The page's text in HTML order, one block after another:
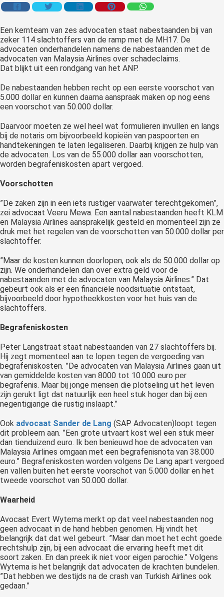
Een kernteam van zes advocaten staat nabestaanden bij van
zeker 114 slachtoffers van de ramp met de MH17. De
advocaten onderhandelen namens de nabestaanden met de
advocaten van Malaysia Airlines over schadeclaims.
Dat blijkt uit een rondgang van het ANP.
De nabestaanden hebben recht op een eerste voorschot van
5.000 dollar en kunnen daarna aanspraak maken op nog eens
een voorschot van 50.000 dollar.
Daarvoor moeten ze wel heel wat formulieren invullen en langs
bij de notaris om bijvoorbeeld kopieën van paspoorten en
handtekeningen te laten legaliseren. Daarbij krijgen ze hulp van
de advocaten. Los van de 55.000 dollar aan voorschotten,
worden begrafeniskosten apart vergoed.
Voorschotten
”De zaken zijn in een iets rustiger vaarwater terechtgekomen”,
zei advocaat Veeru Mewa. Een aantal nabestaanden heeft KLM
en Malaysia Airlines aansprakelijk gesteld en momenteel zijn ze
druk met het regelen van de voorschotten van 50.000 dollar per
slachtoffer.
”Maar de kosten kunnen doorlopen, ook als de 50.000 dollar op
zijn. We onderhandelen dan over extra geld voor de
nabestaanden met de advocaten van Malaysia Airlines.” Dat
gebeurt ook als er een financiële noodsituatie ontstaat,
bijvoorbeeld door hypotheekkosten voor het huis van de
slachtoffers.
Begrafeniskosten
Peter Langstraat staat nabestaanden van 27 slachtoffers bij.
Hij zegt momenteel aan te lopen tegen de vergoeding van
begrafeniskosten. ”De advocaten van Malaysia Airlines gaan uit
van gemiddelde kosten van 8000 tot 10.000 euro per
begrafenis. Maar bij jonge mensen die plotseling uit het leven
zijn gerukt ligt dat natuurlijk een heel stuk hoger dan bij een
negentigjarige die rustig inslaapt.”
Ook advocaat Sander de Lang (SAP Advocaten)loopt tegen
dit probleem aan. ”Een grote uitvaart kost wel een stuk meer
dan tienduizend euro. Ik ben benieuwd hoe de advocaten van
Malaysia Airlines omgaan met een begrafenisnota van 38.000
euro.” Begrafeniskosten worden volgens De Lang apart vergoed
en vallen buiten het eerste voorschot van 5.000 dollar en het
tweede voorschot van 50.000 dollar.
Waarheid
Avocaat Evert Wytema merkt op dat veel nabestaanden nog
geen advocaat in de hand hebben genomen. Hij vindt het
belangrijk dat dat wel gebeurt. ”Maar dan moet het echt goede
rechtshulp zijn, bij een advocaat die ervaring heeft met dit
soort zaken. En dan preek ik niet voor eigen parochie.” Volgens
Wytema is het belangrijk dat advocaten de krachten bundelen.
”Dat hebben we destijds na de crash van Turkish Airlines ook
gedaan.”